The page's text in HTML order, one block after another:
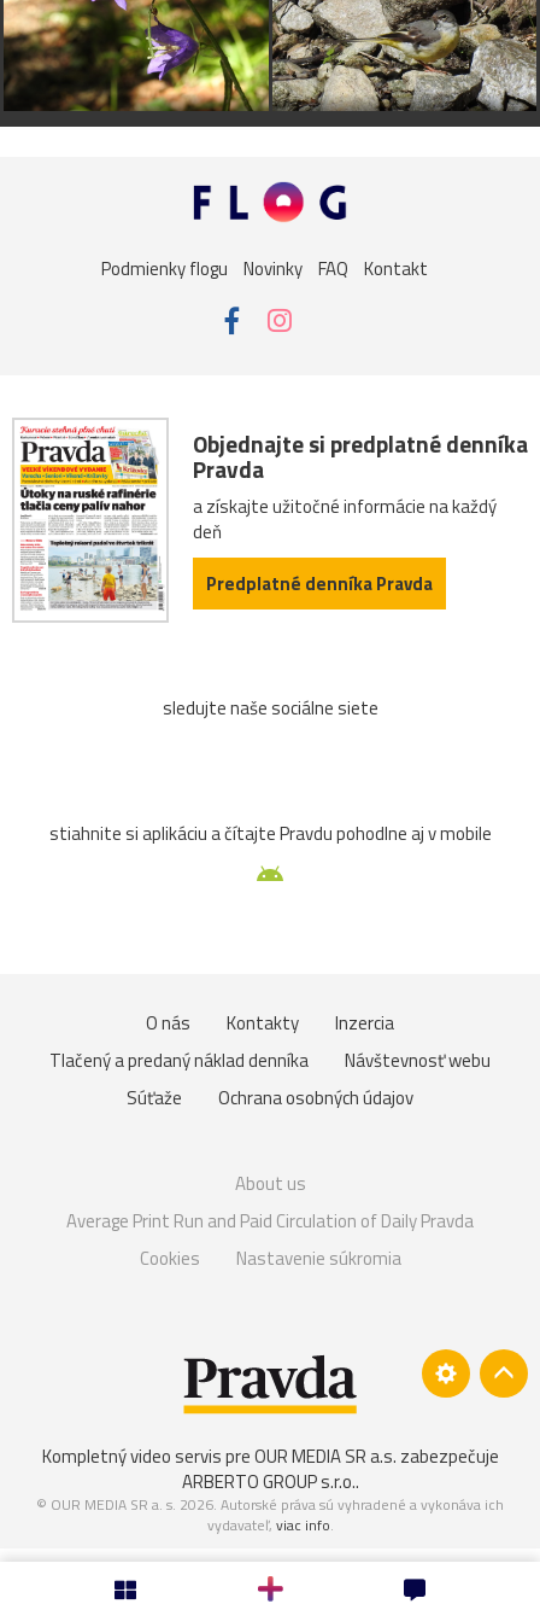
Podmienky flogu Novinky FAQ Kontakt
Objednajte si predplatné denníka
Pravda
a získajte užitočné informácie na každý
deň
Predplatné denníka Pravda
sledujte naše sociálne siete
stiahnite si aplikáciu a čítajte Pravdu pohodlne aj v mobile
O nás Kontakty
Inzercia
Tlačený a predaný náklad denníka
Návštevnosť webu
Súťaže
Ochrana osobných údajov
About us
Average Print Run and Paid Circulation of Daily Pravda
Cookies
Nastavenie súkromia
Kompletný video servis pre OUR MEDIA SR a.s. zabezpečuje
ARBERTO GROUP s.r.o..
© OUR MEDIA SR a. s. 2026. Autorské práva sú vyhradené a vykonáva ich
vydavateľ, viac info.